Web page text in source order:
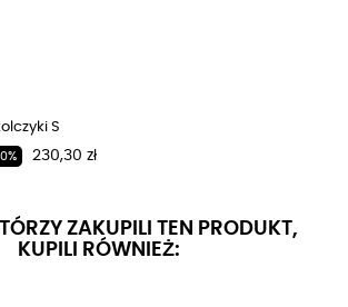
S
Cena
230,30 zł
ZAKUPILI TEN PRODUKT,
KUPILI RÓWNIEŻ: